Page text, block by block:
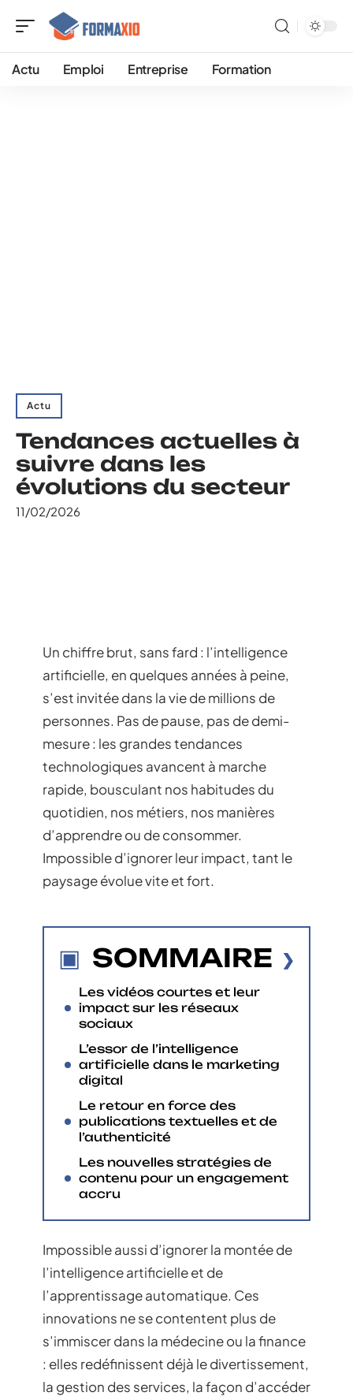
Actu Emploi Entreprise Formation
Actu
Tendances actuelles à
suivre dans les
évolutions du secteur
11/02/2026
Un chiffre brut, sans fard : l’intelligence
artificielle, en quelques années à peine,
s’est invitée dans la vie de millions de
personnes. Pas de pause, pas de demi-
mesure : les grandes tendances
technologiques avancent à marche
rapide, bousculant nos habitudes du
quotidien, nos métiers, nos manières
d’apprendre ou de consommer.
Impossible d’ignorer leur impact, tant le
paysage évolue vite et fort.
SOMMAIRE
Les vidéos courtes et leur
impact sur les réseaux
sociaux
L’essor de l’intelligence
artificielle dans le marketing
digital
Le retour en force des
publications textuelles et de
l’authenticité
Les nouvelles stratégies de
contenu pour un engagement
accru
Impossible aussi d’ignorer la montée de
l’intelligence artificielle et de
l’apprentissage automatique. Ces
innovations ne se contentent plus de
s’immiscer dans la médecine ou la finance
: elles redéfinissent déjà le divertissement,
la gestion des services, la façon d’accéder